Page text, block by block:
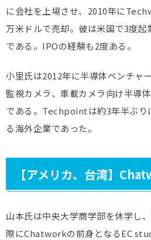
に会社を上場させ、2010年に
万米ドルで売却。彼は米国で3度
である。IPOの経験も2度ある。
小里氏は2012年に半導体ベンチャ
監視カメラ、車載カメラ向け半導
である。Techpointは約3年半ぶり
る海外企業であった。
【アメリカ、台湾】
山本氏は中央大学商学部を休学し
際にChatworkの前身となるEC